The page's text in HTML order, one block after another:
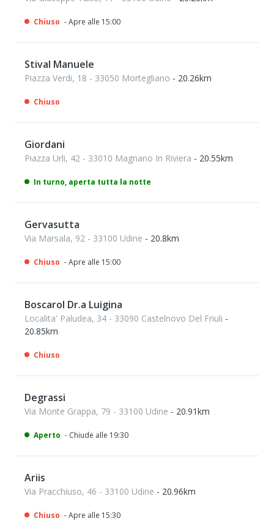
Chiuso - Apre alle 15:00
Stival Manuele
Piazza Verdi, 18 - 33050 Mortegliano - 20.26km
Chiuso
Giordani
Piazza Urli, 42 - 33010 Magnano In Riviera - 20.55km
In turno, aperta tutta la notte
Gervasutta
Via Marsala, 92 - 33100 Udine - 20.8km
Chiuso - Apre alle 15:00
Boscarol Dr.a Luigina
Localita' Paludea, 34 - 33090 Castelnovo Del Friuli -
20.85km
Chiuso
Degrassi
Via Monte Grappa, 79 - 33100 Udine - 20.91km
Aperto - Chiude alle 19:30
Ariis
Via Pracchiuso, 46 - 33100 Udine - 20.96km
Chiuso - Apre alle 15:30